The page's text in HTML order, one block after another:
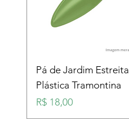
Pá de Jardim Estreita
Plástica Tramontina
Preço
R$ 18,00